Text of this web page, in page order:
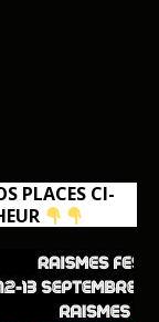
PLACES CI-